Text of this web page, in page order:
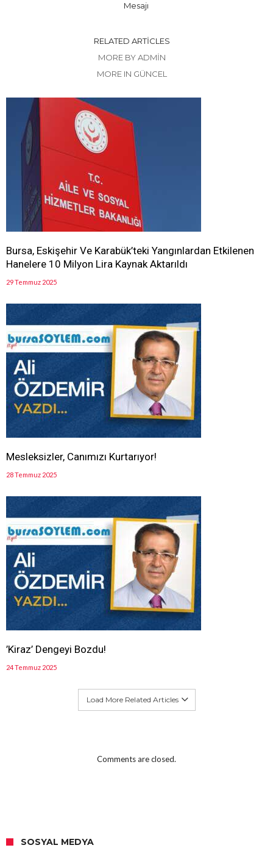
Mesajı
RELATED ARTICLES
MORE BY ADMIN
MORE IN GÜNCEL
Bursa, Eskişehir Ve Karabük’teki Yangınlardan Etkilenen
Hanelere 10 Milyon Lira Kaynak Aktarıldı
29 Temmuz 2025
Mesleksizler, Canımızı Kurtarıyor!
28 Temmuz 2025
’Kiraz’ Dengeyi Bozdu!
24 Temmuz 2025
Load More Related Articles
Comments are closed.
SOSYAL MEDYA